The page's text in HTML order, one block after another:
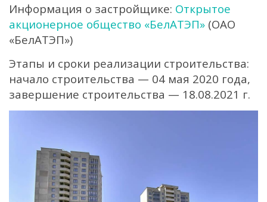
Информация о застройщике: Открытое
акционерное общество «БелАТЭП» (ОАО
«БелАТЭП»)
Этапы и сроки реализации строительства:
начало строительства — 04 мая 2020 года,
завершение строительства — 18.08.2021 г.